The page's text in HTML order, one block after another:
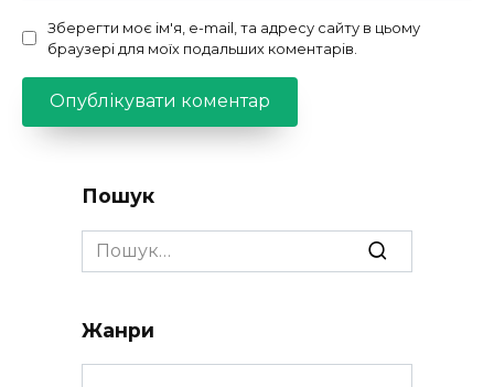
Зберегти моє ім'я, e-mail, та адресу сайту в цьому
браузері для моїх подальших коментарів.
Пошук
Search
for:
Жанри